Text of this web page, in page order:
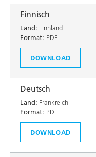
Finnisch
Land: Finnland
Format: PDF
DOWNLOAD
Deutsch
Land: Frankreich
Format: PDF
DOWNLOAD